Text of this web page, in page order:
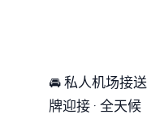
🚘 私人机场接送
牌迎接 · 全天候